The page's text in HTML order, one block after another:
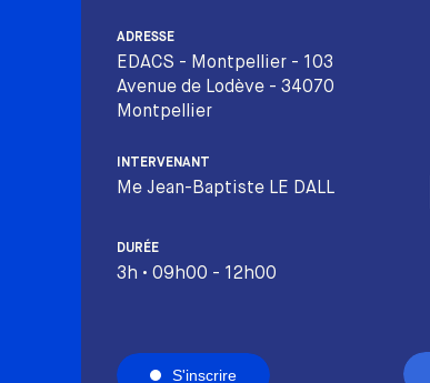
ADRESSE
EDACS - Montpellier - 103
Avenue de Lodève - 34070
Montpellier
INTERVENANT
Me Jean-Baptiste LE DALL
DURÉE
3h • 09h00 - 12h00
S'inscrire